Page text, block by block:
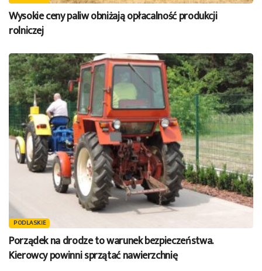
Wysokie ceny paliw obniżają opłacalność produkcji
rolniczej
PODLASKIE
Porządek na drodze to warunek bezpieczeństwa.
Kierowcy powinni sprzątać nawierzchnię